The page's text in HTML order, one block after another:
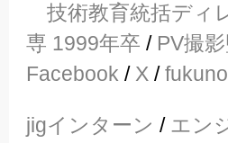
技術教育統括ディ
専 1999年卒 / PV撮
Facebook / X /
jigインターン / エン